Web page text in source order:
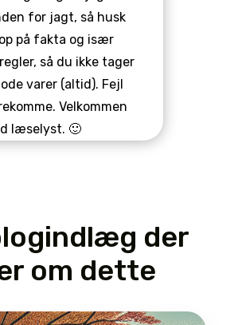
for jagt, så husk
på fakta og især
så du ikke tager
varer (altid). Fejl
Velkommen
læselyst. 🙂
der
om dette